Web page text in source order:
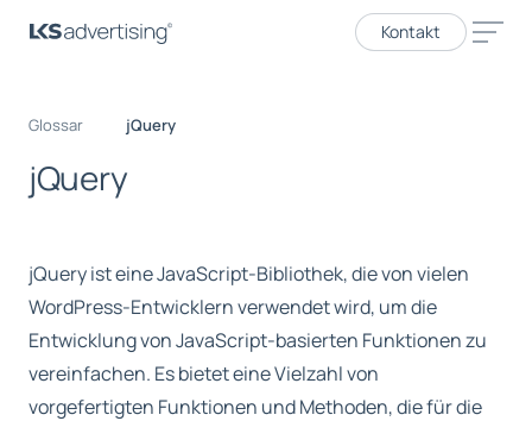
Kontakt
Glossar jQuery
jQuery
jQuery ist eine JavaScript-Bibliothek, die von vielen
WordPress-Entwicklern verwendet wird, um die
Entwicklung von JavaScript-basierten Funktionen zu
vereinfachen. Es bietet eine Vielzahl von
vorgefertigten Funktionen und Methoden, die für die